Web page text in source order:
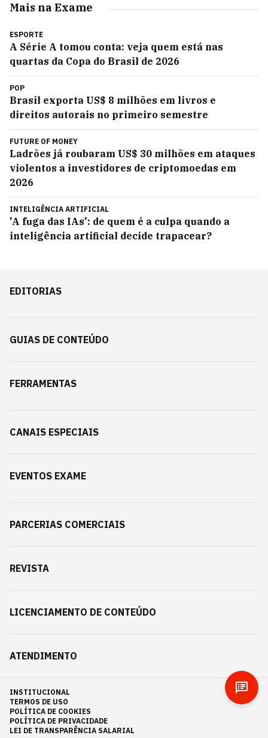
Mais na Exame
ESPORTE
A Série A tomou conta: veja quem está nas
quartas da Copa do Brasil de 2026
POP
Brasil exporta US$ 8 milhões em livros e
direitos autorais no primeiro semestre
FUTURE OF MONEY
Ladrões já roubaram US$ 30 milhões em ataques
violentos a investidores de criptomoedas em
2026
INTELIGÊNCIA ARTIFICIAL
'A fuga das IAs': de quem é a culpa quando a
inteligência artificial decide trapacear?
EDITORIAS
GUIAS DE CONTEÚDO
FERRAMENTAS
CANAIS ESPECIAIS
EVENTOS EXAME
PARCERIAS COMERCIAIS
REVISTA
LICENCIAMENTO DE CONTEÚDO
ATENDIMENTO
INSTITUCIONAL
TERMOS DE USO
POLÍTICA DE COOKIES
POLÍTICA DE PRIVACIDADE
LEI DE TRANSPARÊNCIA SALARIAL